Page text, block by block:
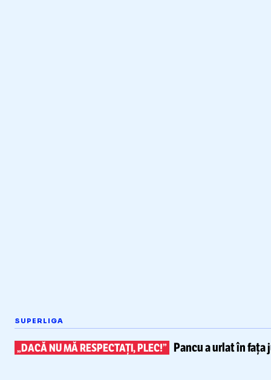
SUPERLIGA
„DACĂ NU MĂ RESPECTAȚI, PLEC!” Pancu a urlat în